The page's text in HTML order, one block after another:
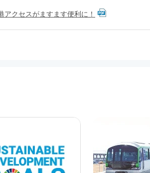
クセスがますます便利に！